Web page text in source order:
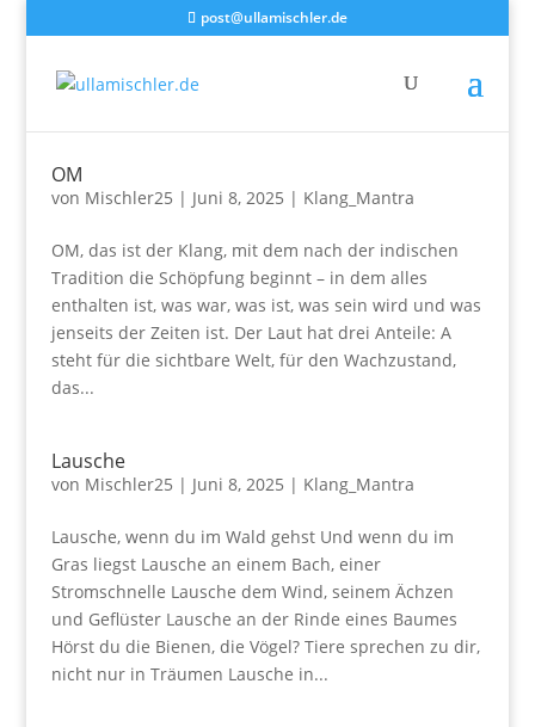
post@ullamischler.de
OM
von Mischler25 | Juni 8, 2025 | Klang_Mantra
OM, das ist der Klang, mit dem nach der indischen
Tradition die Schöpfung beginnt – in dem alles
enthalten ist, was war, was ist, was sein wird und was
jenseits der Zeiten ist. Der Laut hat drei Anteile: A
steht für die sichtbare Welt, für den Wachzustand,
das...
Lausche
von Mischler25 | Juni 8, 2025 | Klang_Mantra
Lausche, wenn du im Wald gehst Und wenn du im
Gras liegst Lausche an einem Bach, einer
Stromschnelle Lausche dem Wind, seinem Ächzen
und Geflüster Lausche an der Rinde eines Baumes
Hörst du die Bienen, die Vögel? Tiere sprechen zu dir,
nicht nur in Träumen Lausche in...